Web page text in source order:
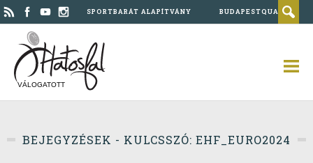
SPORTBARÁT ALAPÍTVÁNY BUDAPESTQUAD
VÁLOGATOTT
BEJEGYZÉSEK - KULCSSZÓ: EHF_EURO2024